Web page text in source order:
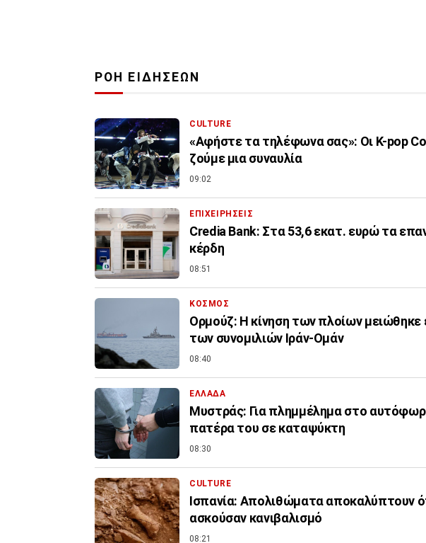
ΡΟΗ ΕΙΔΗΣΕΩΝ
CULTURE
«Αφήστε τα τηλέφωνα σας»: Οι K-pop
ζούμε μια συναυλία
09:02
ΕΠΙΧΕΙΡΗΣΕΙΣ
Credia Bank: Στα 53,6 εκατ. ευρώ τα
κέρδη
08:51
ΚΟΣΜΟΣ
Ορμούζ: Η κίνηση των πλοίων
των συνομιλιών Ιράν-Ομάν
08:40
ΕΛΛΑΔΑ
Μυστράς: Για πλημμέλημα στο
πατέρα του σε καταψύκτη
08:30
CULTURE
Ισπανία: Απολιθώματα αποκαλύπτουν
ασκούσαν κανιβαλισμό
08:21